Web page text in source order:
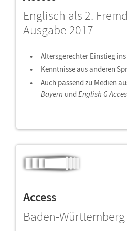
Englisch als 2.
Ausgabe 2017
Altersgerechter Einstieg
Kenntnisse aus anderen
Auch passend zu Medien
Bayern und English G
Access
Baden-